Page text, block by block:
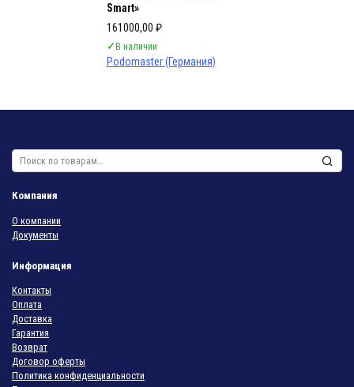
Smart»
161000,00 ₽
✓В наличии
Podomaster (Германия)
Искать:
Компания
О компании
Документы
Информация
Контакты
Оплата
Доставка
Гарантия
Возврат
Договор оферты
Политика конфиденциальности